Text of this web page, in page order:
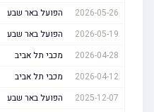
2026-05-26
הפועל באר שבע
2026-05-19
הפועל באר שבע
2026-04-28
מכבי תל אביב
2026-04-12
מכבי תל אביב
2025-12-07
הפועל באר שבע